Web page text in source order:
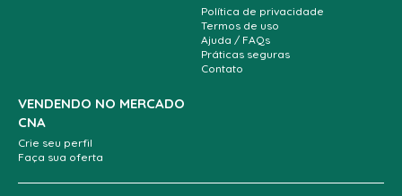
Política de privacidade
Termos de uso
Ajuda / FAQs
Práticas seguras
Contato
VENDENDO NO MERCADO
CNA
Crie seu perfil
Faça sua oferta